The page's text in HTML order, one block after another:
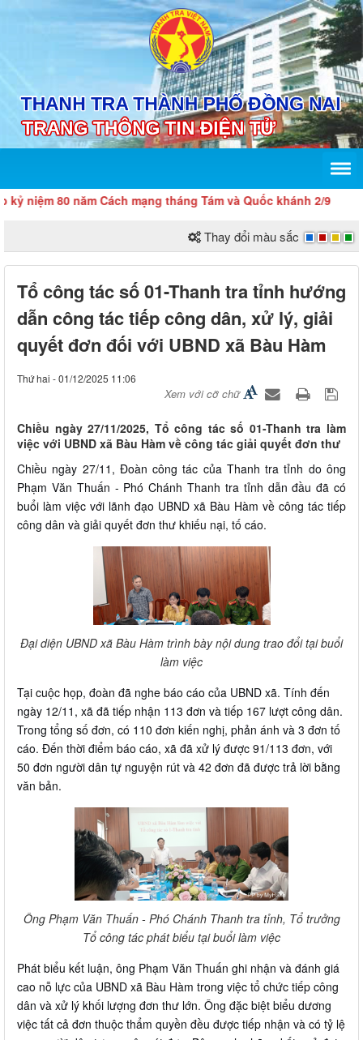
80 năm Cách mạng tháng Tám và Quốc khánh 2/9
Thay đổi màu sắc
Tổ công tác số 01-Thanh tra tỉnh hướng
dẫn công tác tiếp công dân, xử lý, giải
quyết đơn đối với UBND xã Bàu Hàm
Thứ hai - 01/12/2025 11:06
Xem với cỡ chữ
Chiều ngày 27/11/2025, Tổ công tác số 01-Thanh tra làm
việc với UBND xã Bàu Hàm về công tác giải quyết đơn thư
Chiều ngày 27/11, Đoàn công tác của Thanh tra tỉnh do ông
Phạm Văn Thuấn - Phó Chánh Thanh tra tỉnh dẫn đầu đã có
buổi làm việc với lãnh đạo UBND xã Bàu Hàm về công tác tiếp
công dân và giải quyết đơn thư khiếu nại, tố cáo.
Đại diện UBND xã Bàu Hàm trình bày nội dung trao đổi tại buổi
làm việc
Tại cuộc họp, đoàn đã nghe báo cáo của UBND xã. Tính đến
ngày 12/11, xã đã tiếp nhận 113 đơn và tiếp 167 lượt công dân.
Trong tổng số đơn, có 110 đơn kiến nghị, phản ánh và 3 đơn tố
cáo. Đến thời điểm báo cáo, xã đã xử lý được 91/113 đơn, với
50 đơn người dân tự nguyện rút và 42 đơn đã được trả lời bằng
văn bản.
Ông Phạm Văn Thuấn - Phó Chánh Thanh tra tỉnh, Tổ trưởng
Tổ công tác phát biểu tại buổi làm việc
Phát biểu kết luận, ông Phạm Văn Thuấn ghi nhận và đánh giá
cao nỗ lực của UBND xã Bàu Hàm trong việc tổ chức tiếp công
dân và xử lý khối lượng đơn thư lớn. Ông đặc biệt biểu dương
việc tất cả đơn thuộc thẩm quyền đều được tiếp nhận và có tỷ lệ